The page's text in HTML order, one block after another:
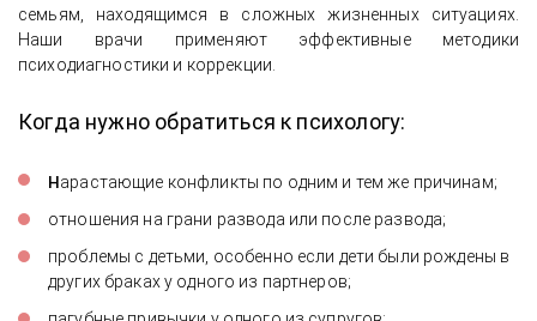
семьям, находящимся в сложных жизненных ситуациях.
Наши врачи применяют эффективные методики
психодиагностики и коррекции.
Когда нужно обратиться к психологу:
нарастающие конфликты по одним и тем же причинам;
отношения на грани развода или после развода;
проблемы с детьми, особенно если дети были рождены в
других браках у одного из партнеров;